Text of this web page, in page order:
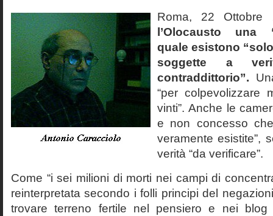
Roma, 22
l’Olocausto una
quale esistono
soggette a
contraddittorio”.
“per colpevolizzare
vinti”. Anche le
e non concesso
veramente esistite”,
verità “da verificare”.
Come “i sei milioni di morti nei campi di
reinterpretata secondo i folli principi del
trovare terreno fertile nel pensiero e nei